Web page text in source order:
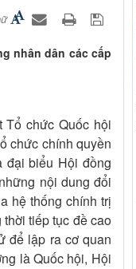
nhân dân các cấp
Tổ chức Quốc hội
chức chính quyền
đại biểu Hội đồng
nội dung đổi
hệ thống chính trị
tiếp tục đề cao
để lập ra cơ quan
là Quốc hội, Hội